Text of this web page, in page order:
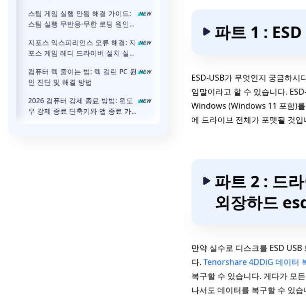
스팀 게임 실행 안됨 해결 가이드:
스팀 실행 무반응·무한 로딩 원인과
지포스 익스피리언스 오류 해결: 지
포스 게임 레디 드라이버 설치 실패
컴퓨터 렉 줄이는 법: 렉 걸린 PC 원
인 진단 및 해결 방법
2026 컴퓨터 강제 종료 방법: 윈도
우 강제 종료 단축키와 앱 종료 가
파트 1 :
ESD-USB가 무엇인지 궁금하
임말이라고 할 수 있습니다.
Windows (Windows 11 포함)를
에 드라이브 전체가 포맷될 것입
파트 2 : 드
외장하드
만약 실수로 디스크를 ESD
다. Tenorshare 4DDiG 데이터
복구할 수 있습니다. 게다가 모
나서도 데이터를 복구할 수 있